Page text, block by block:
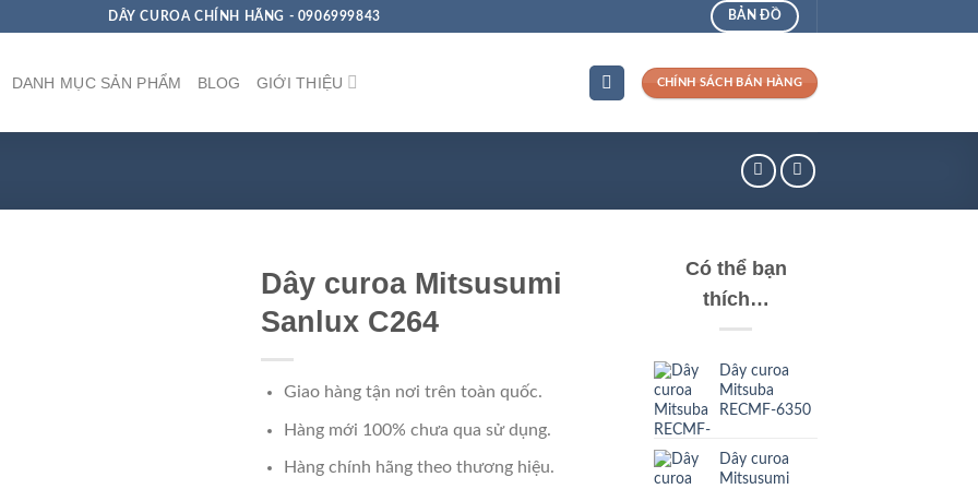
DÂY CUROA CHÍNH HÃNG - 0906999843 BẢN ĐỒ
DANH MỤC SẢN PHẨM BLOG GIỚI THIỆU CHÍNH SÁCH BÁN HÀNG
Dây curoa Mitsusumi
Sanlux C264
Giao hàng tận nơi trên toàn quốc.
Hàng mới 100% chưa qua sử dụng.
Hàng chính hãng theo thương hiệu.
Có thể bạn
thích…
Dây curoa
Mitsuba
RECMF-6350
Dây curoa
Mitsusumi